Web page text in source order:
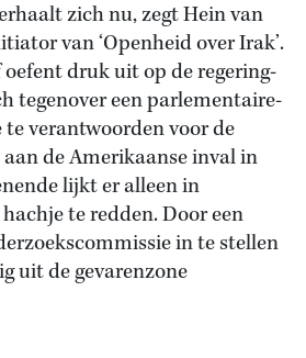
zich nu, zegt Hein van
van ‘Openheid over Irak’.
druk uit op de regering-
tegenover een parlementaire-
verantwoorden voor de
de Amerikaanse inval in
lijkt er alleen in
te redden. Door een
in te stellen
uit de gevarenzone